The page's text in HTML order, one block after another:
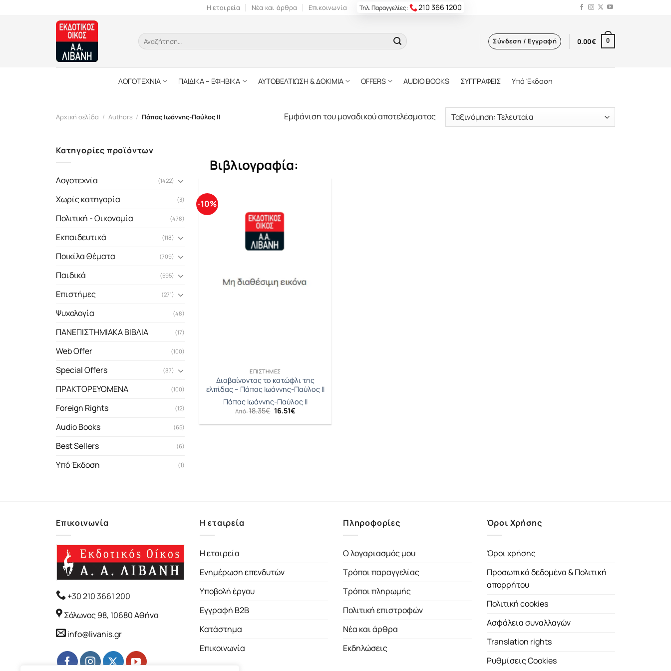
Η εταιρεία Νέα και άρθρα Επικοινωνία Τηλ. Παραγγελίες: 210 366 1200
Αναζήτηση
για:
Σύνδεση / Εγγραφή 0.00€ 0
ΛΟΓΟΤΕΧΝΙΑ ΠΑΙΔΙΚΑ – ΕΦΗΒΙΚΑ ΑΥΤΟΒΕΛΤΙΩΣΗ & ΔΟΚΙΜΙΑ OFFERS AUDIO BOOKS ΣΥΓΓΡΑΦΕΙΣ Υπό Έκδοση
Αρχική σελίδα / Authors / Πάπας Ιωάννης-Παύλος ΙΙ Εμφάνιση του μοναδικού αποτελέσματος
Κατηγορίες προϊόντων
Λογοτεχνία (1422)
Χωρίς κατηγορία (3)
Πολιτική - Οικονομία (478)
Εκπαιδευτικά (118)
Ποικίλα Θέματα (709)
Παιδικά (595)
Επιστήμες (271)
Ψυχολογία (48)
ΠΑΝΕΠΙΣΤΗΜΙΑΚΑ ΒΙΒΛΙΑ (17)
Web Offer (100)
Special Offers (87)
ΠΡΑΚΤΟΡΕΥΟΜΕΝΑ (100)
Foreign Rights (12)
Audio Books (65)
Best Sellers (6)
Υπό Έκδοση (1)
Βιβλιογραφία:
-10%
ΕΠΙΣΤΉΜΕΣ
Διαβαίνοντας το κατώφλι της
ελπίδας – Πάπας Ιωάννης-Παύλος ΙΙ
Πάπας Ιωάννης-Παύλος ΙΙ
Από:18.35€ Original
price
was:
16.51€Η
τιμή
Επικοινωνία
+30 210 3661 200
Σόλωνος 98, 10680 Αθήνα
info@livanis.gr
Η εταιρεία
Η εταιρεία
Ενημέρωση επενδυτών
Υποβολή έργου
Εγγραφή B2B
Κατάστημα
Επικοινωνία
Πληροφορίες
Ο λογαριασμός μου
Τρόποι παραγγελίας
Τρόποι πληρωμής
Πολιτική επιστροφών
Νέα και άρθρα
Εκδηλώσεις
Όροι Χρήσης
Όροι χρήσης
Προσωπικά δεδομένα & Πολιτική
απορρήτου
Πολιτική cookies
Ασφάλεια συναλλαγών
Translation rights
Ρυθμίσεις Cookies